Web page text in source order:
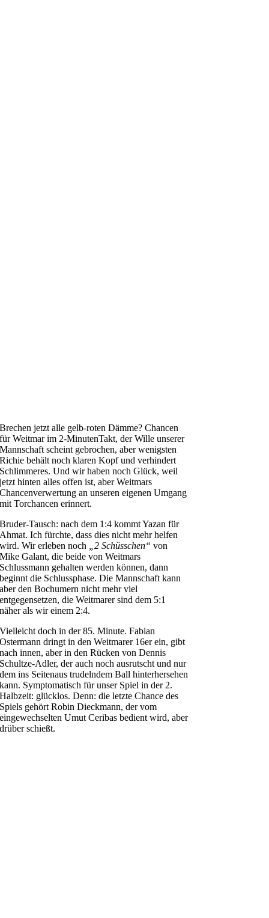
Brechen jetzt alle gelb-roten Dämme? Chancen
für Weitmar im 2-MinutenTakt, der Wille unserer
Mannschaft scheint gebrochen, aber wenigsten
Richie behält noch klaren Kopf und verhindert
Schlimmeres. Und wir haben noch Glück, weil
jetzt hinten alles offen ist, aber Weitmars
Chancenverwertung an unseren eigenen Umgang
mit Torchancen erinnert.
Bruder-Tausch: nach dem 1:4 kommt Yazan für
Ahmat. Ich fürchte, dass dies nicht mehr helfen
wird. Wir erleben noch
„2 Schüsschen“ von
Mike Galant, die beide von Weitmars
Schlussmann gehalten werden können, dann
beginnt die Schlussphase. Die Mannschaft kann
aber den Bochumern nicht mehr viel
entgegensetzen, die Weitmarer sind dem 5:1
näher als wir einem 2:4.
Vielleicht doch in der 85. Minute. Fabian
Ostermann dringt in den Weitmarer 16er ein, gibt
nach innen, aber in den Rücken von Dennis
Schultze-Adler, der auch noch ausrutscht und nur
dem ins Seitenaus trudelndem Ball hinterhersehen
kann. Symptomatisch für unser Spiel in der 2.
Halbzeit: glücklos. Denn: die letzte Chance des
Spiels gehört Robin Dieckmann, der vom
eingewechselten Umut Ceribas bedient wird, aber
drüber schießt.